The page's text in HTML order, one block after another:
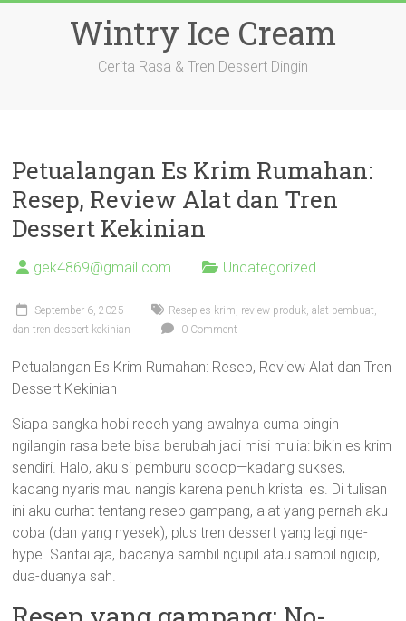
Wintry Ice Cream
Cerita Rasa & Tren Dessert Dingin
Petualangan Es Krim Rumahan:
Resep, Review Alat dan Tren
Dessert Kekinian
gek4869@gmail.com Uncategorized
September 6, 2025
Resep es krim, review produk, alat pembuat,
dan tren dessert kekinian
0 Comment
Petualangan Es Krim Rumahan: Resep, Review Alat dan Tren
Dessert Kekinian
Siapa sangka hobi receh yang awalnya cuma pingin
ngilangin rasa bete bisa berubah jadi misi mulia: bikin es krim
sendiri. Halo, aku si pemburu scoop—kadang sukses,
kadang nyaris mau nangis karena penuh kristal es. Di tulisan
ini aku curhat tentang resep gampang, alat yang pernah aku
coba (dan yang nyesek), plus tren dessert yang lagi nge-
hype. Santai aja, bacanya sambil ngupil atau sambil ngicip,
dua-duanya sah.